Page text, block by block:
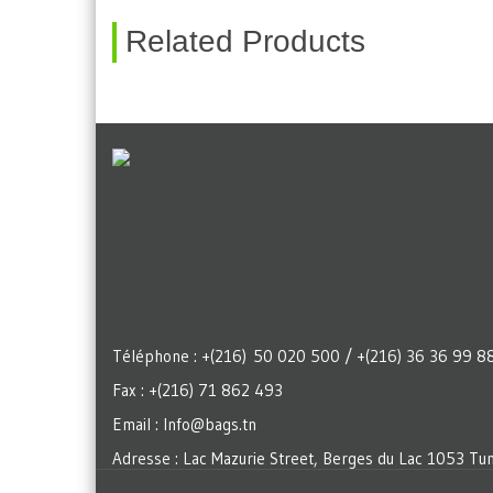
Related Products
Téléphone : +(216) 50 020 500 / +(216) 36 36 99
Fax : +(216) 71 862 493
Email : Info@bags.tn
Adresse : Lac Mazurie Street, Berges du Lac 1053